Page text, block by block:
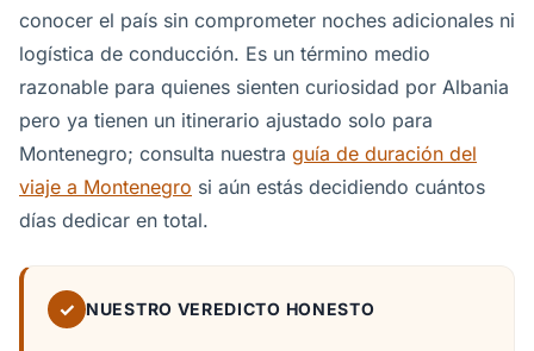
conocer el país sin comprometer noches adicionales ni
logística de conducción. Es un término medio
razonable para quienes sienten curiosidad por Albania
pero ya tienen un itinerario ajustado solo para
Montenegro; consulta nuestra guía de duración del
viaje a Montenegro si aún estás decidiendo cuántos
días dedicar en total.
✓ NUESTRO VEREDICTO HONESTO